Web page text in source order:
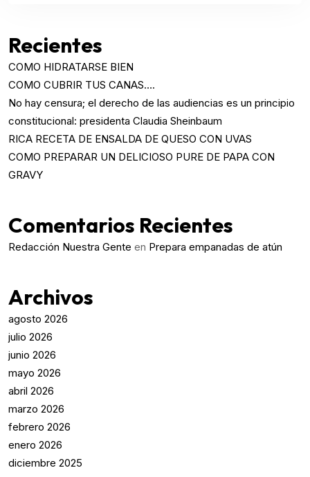
Recientes
COMO HIDRATARSE BIEN
COMO CUBRIR TUS CANAS….
No hay censura; el derecho de las audiencias es un principio
constitucional: presidenta Claudia Sheinbaum
RICA RECETA DE ENSALDA DE QUESO CON UVAS
COMO PREPARAR UN DELICIOSO PURE DE PAPA CON
GRAVY
Comentarios Recientes
Redacción Nuestra Gente en Prepara empanadas de atún
Archivos
agosto 2026
julio 2026
junio 2026
mayo 2026
abril 2026
marzo 2026
febrero 2026
enero 2026
diciembre 2025